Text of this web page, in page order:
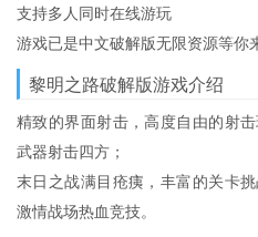
支持多人同时在线游玩
游戏已是中文破解版无限资源等你
黎明之路破解版游戏介绍
精致的界面射击，高度自由的射
武器射击四方；
末日之战满目疮痍，丰富的关卡
激情战场热血竞技。